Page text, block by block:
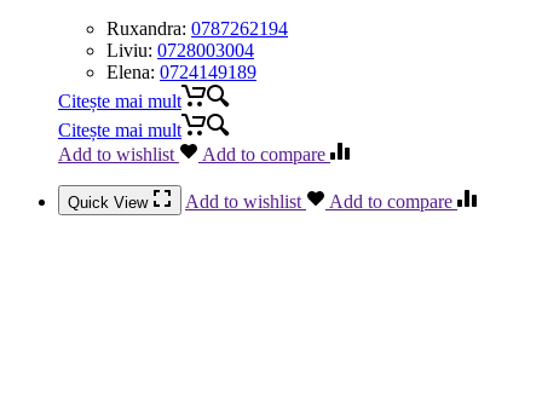
Ruxandra: 0787262194
Liviu: 0728003004
Elena: 0724149189
Citește mai mult
Citește mai mult
Add to wishlist
Add to compare
Quick View Add to wishlist Add to compare